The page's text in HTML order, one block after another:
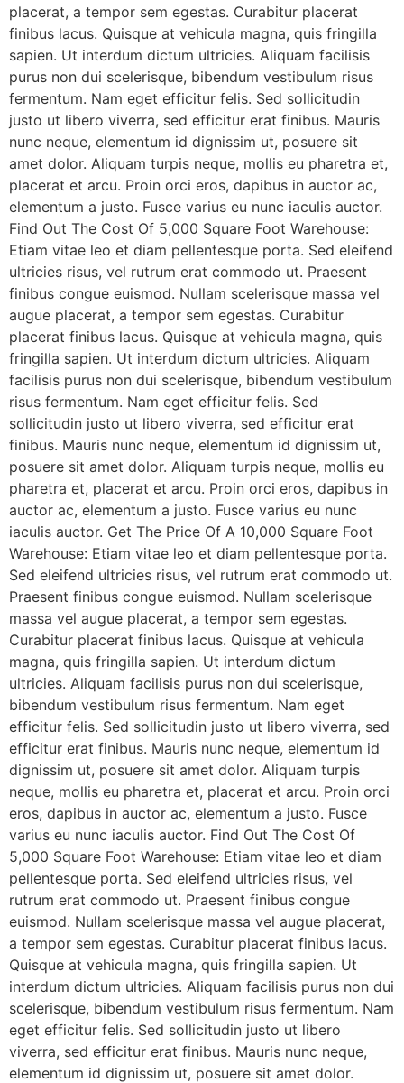
placerat, a tempor sem egestas. Curabitur placerat
finibus lacus. Quisque at vehicula magna, quis fringilla
sapien. Ut interdum dictum ultricies. Aliquam facilisis
purus non dui scelerisque, bibendum vestibulum risus
fermentum. Nam eget efficitur felis. Sed sollicitudin
justo ut libero viverra, sed efficitur erat finibus. Mauris
nunc neque, elementum id dignissim ut, posuere sit
amet dolor. Aliquam turpis neque, mollis eu pharetra et,
placerat et arcu. Proin orci eros, dapibus in auctor ac,
elementum a justo. Fusce varius eu nunc iaculis auctor.
Find Out The Cost Of 5,000 Square Foot Warehouse:
Etiam vitae leo et diam pellentesque porta. Sed eleifend
ultricies risus, vel rutrum erat commodo ut. Praesent
finibus congue euismod. Nullam scelerisque massa vel
augue placerat, a tempor sem egestas. Curabitur
placerat finibus lacus. Quisque at vehicula magna, quis
fringilla sapien. Ut interdum dictum ultricies. Aliquam
facilisis purus non dui scelerisque, bibendum vestibulum
risus fermentum. Nam eget efficitur felis. Sed
sollicitudin justo ut libero viverra, sed efficitur erat
finibus. Mauris nunc neque, elementum id dignissim ut,
posuere sit amet dolor. Aliquam turpis neque, mollis eu
pharetra et, placerat et arcu. Proin orci eros, dapibus in
auctor ac, elementum a justo. Fusce varius eu nunc
iaculis auctor. Get The Price Of A 10,000 Square Foot
Warehouse: Etiam vitae leo et diam pellentesque porta.
Sed eleifend ultricies risus, vel rutrum erat commodo ut.
Praesent finibus congue euismod. Nullam scelerisque
massa vel augue placerat, a tempor sem egestas.
Curabitur placerat finibus lacus. Quisque at vehicula
magna, quis fringilla sapien. Ut interdum dictum
ultricies. Aliquam facilisis purus non dui scelerisque,
bibendum vestibulum risus fermentum. Nam eget
efficitur felis. Sed sollicitudin justo ut libero viverra, sed
efficitur erat finibus. Mauris nunc neque, elementum id
dignissim ut, posuere sit amet dolor. Aliquam turpis
neque, mollis eu pharetra et, placerat et arcu. Proin orci
eros, dapibus in auctor ac, elementum a justo. Fusce
varius eu nunc iaculis auctor. Find Out The Cost Of
5,000 Square Foot Warehouse: Etiam vitae leo et diam
pellentesque porta. Sed eleifend ultricies risus, vel
rutrum erat commodo ut. Praesent finibus congue
euismod. Nullam scelerisque massa vel augue placerat,
a tempor sem egestas. Curabitur placerat finibus lacus.
Quisque at vehicula magna, quis fringilla sapien. Ut
interdum dictum ultricies. Aliquam facilisis purus non dui
scelerisque, bibendum vestibulum risus fermentum. Nam
eget efficitur felis. Sed sollicitudin justo ut libero
viverra, sed efficitur erat finibus. Mauris nunc neque,
elementum id dignissim ut, posuere sit amet dolor.